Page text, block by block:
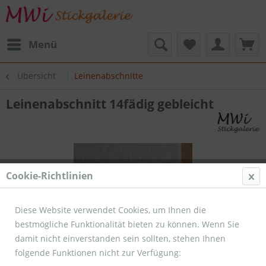
Menü
Übersicht Leinenabschnitte
Leinenabschnitt 14fädig gebleicht
Cookie-Richtlinien
Diese Website verwendet Cookies, um Ihnen die
bestmögliche Funktionalität bieten zu können. Wenn Sie
damit nicht einverstanden sein sollten, stehen Ihnen
folgende Funktionen nicht zur Verfügung: